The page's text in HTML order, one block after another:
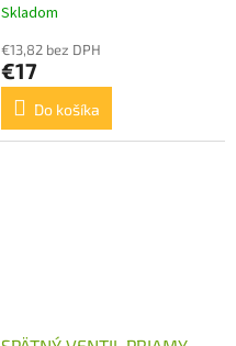
Skladom
€13,82 bez DPH
€17
Do košíka